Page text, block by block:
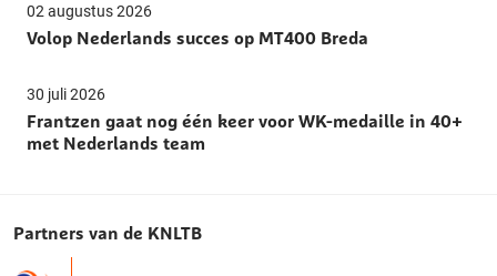
02 augustus 2026
Volop Nederlands succes op MT400 Breda
30 juli 2026
Frantzen gaat nog één keer voor WK-medaille in 40+
met Nederlands team
Partners van de KNLTB